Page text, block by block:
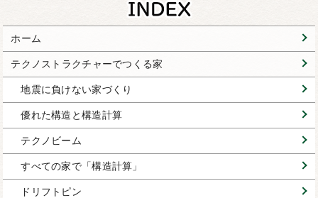
ホーム
テクノストラクチャーでつくる家
地震に負けない家づくり
優れた構造と構造計算
テクノビーム
すべての家で「構造計算」
ドリフトピン